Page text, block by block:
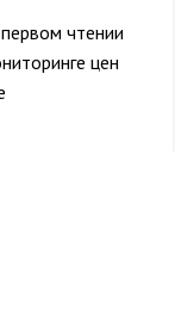
чтении
цен